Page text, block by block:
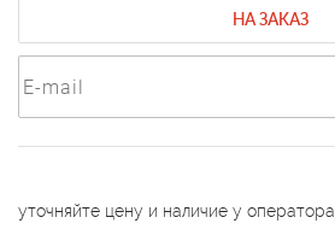
НА ЗАКАЗ
уточняйте цену и наличие у оператора